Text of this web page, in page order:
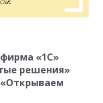
фирма «1С»
решения»